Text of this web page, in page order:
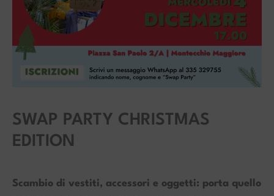
SWAP PARTY CHRISTMAS
EDITION
Scambio di vestiti, accessori e oggetti: porta quello